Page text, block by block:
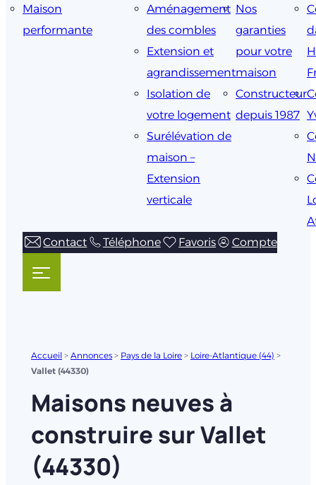
Maison
performante
Aménagement
des combles
Extension et
agrandissement
Isolation de
votre logement
Surélévation de
maison –
Extension
verticale
Nos
garanties
pour votre
maison
Constructeur
depuis 1987
Contact
Téléphone Favoris Compte
Accueil > Annonces > Pays de la Loire > Loire-Atlantique (44) >
Vallet (44330)
Maisons neuves à
construire sur Vallet
(44330)